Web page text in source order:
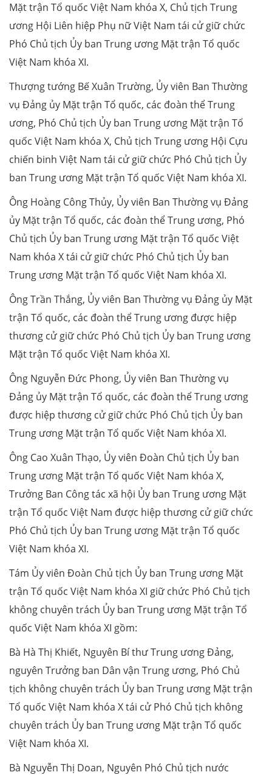
Mặt trận Tổ quốc Việt Nam khóa X, Chủ tịch Trung
ương Hội Liên hiệp Phụ nữ Việt Nam tái cử giữ chức
Phó Chủ tịch Ủy ban Trung ương Mặt trận Tổ quốc
Việt Nam khóa XI.
Thượng tướng Bế Xuân Trường, Ủy viên Ban Thường
vụ Đảng ủy Mặt trận Tổ quốc, các đoàn thể Trung
ương, Phó Chủ tịch Ủy ban Trung ương Mặt trận Tổ
quốc Việt Nam khóa X, Chủ tịch Trung ương Hội Cựu
chiến binh Việt Nam tái cử giữ chức Phó Chủ tịch Ủy
ban Trung ương Mặt trận Tổ quốc Việt Nam khóa XI.
Ông Hoàng Công Thủy, Ủy viên Ban Thường vụ Đảng
ủy Mặt trận Tổ quốc, các đoàn thể Trung ương, Phó
Chủ tịch Ủy ban Trung ương Mặt trận Tổ quốc Việt
Nam khóa X tái cử giữ chức Phó Chủ tịch Ủy ban
Trung ương Mặt trận Tổ quốc Việt Nam khóa XI.
Ông Trần Thắng, Ủy viên Ban Thường vụ Đảng ủy Mặt
trận Tổ quốc, các đoàn thể Trung ương được hiệp
thương cử giữ chức Phó Chủ tịch Ủy ban Trung ương
Mặt trận Tổ quốc Việt Nam khóa XI.
Ông Nguyễn Đức Phong, Ủy viên Ban Thường vụ
Đảng ủy Mặt trận Tổ quốc, các đoàn thể Trung ương
được hiệp thương cử giữ chức Phó Chủ tịch Ủy ban
Trung ương Mặt trận Tổ quốc Việt Nam khóa XI.
Ông Cao Xuân Thạo, Ủy viên Đoàn Chủ tịch Ủy ban
Trung ương Mặt trận Tổ quốc Việt Nam khóa X,
Trưởng Ban Công tác xã hội Ủy ban Trung ương Mặt
trận Tổ quốc Việt Nam được hiệp thương cử giữ chức
Phó Chủ tịch Ủy ban Trung ương Mặt trận Tổ quốc
Việt Nam khóa XI.
Tám Ủy viên Đoàn Chủ tịch Ủy ban Trung ương Mặt
trận Tổ quốc Việt Nam khóa XI giữ chức Phó Chủ tịch
không chuyên trách Ủy ban Trung ương Mặt trận Tổ
quốc Việt Nam khóa XI gồm:
Bà Hà Thị Khiết, Nguyên Bí thư Trung ương Đảng,
nguyên Trưởng ban Dân vận Trung ương, Phó Chủ
tịch không chuyên trách Ủy ban Trung ương Mặt trận
Tổ quốc Việt Nam khóa X tái cử Phó Chủ tịch không
chuyên trách Ủy ban Trung ương Mặt trận Tổ quốc
Việt Nam khóa XI.
Bà Nguyễn Thị Doan, Nguyên Phó Chủ tịch nước